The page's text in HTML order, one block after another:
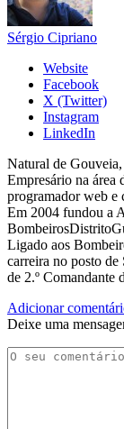
Sérgio Cipriano
Website
Facebook
X (Twitter)
Instagram
LinkedIn
Natural de
Empresário na área
programador web e
Em 2004 fundou a
Ligado aos
carreira no posto de
de 2.º Comandante
Adicionar
Deixe uma